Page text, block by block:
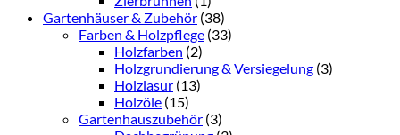
Gartenhäuser & Zubehör (38)
Farben & Holzpflege (33)
Holzfarben (2)
Holzgrundierung & Versiegelung (3)
Holzlasur (13)
Holzöle (15)
Gartenhauszubehör (3)